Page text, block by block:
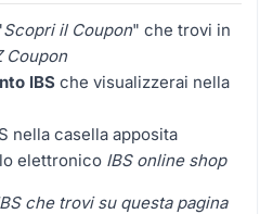
Scopri il Coupon" che trovi in
Coupon
IBS che visualizzerai nella
nella casella apposita
elettronico IBS online shop
che trovi su questa pagina